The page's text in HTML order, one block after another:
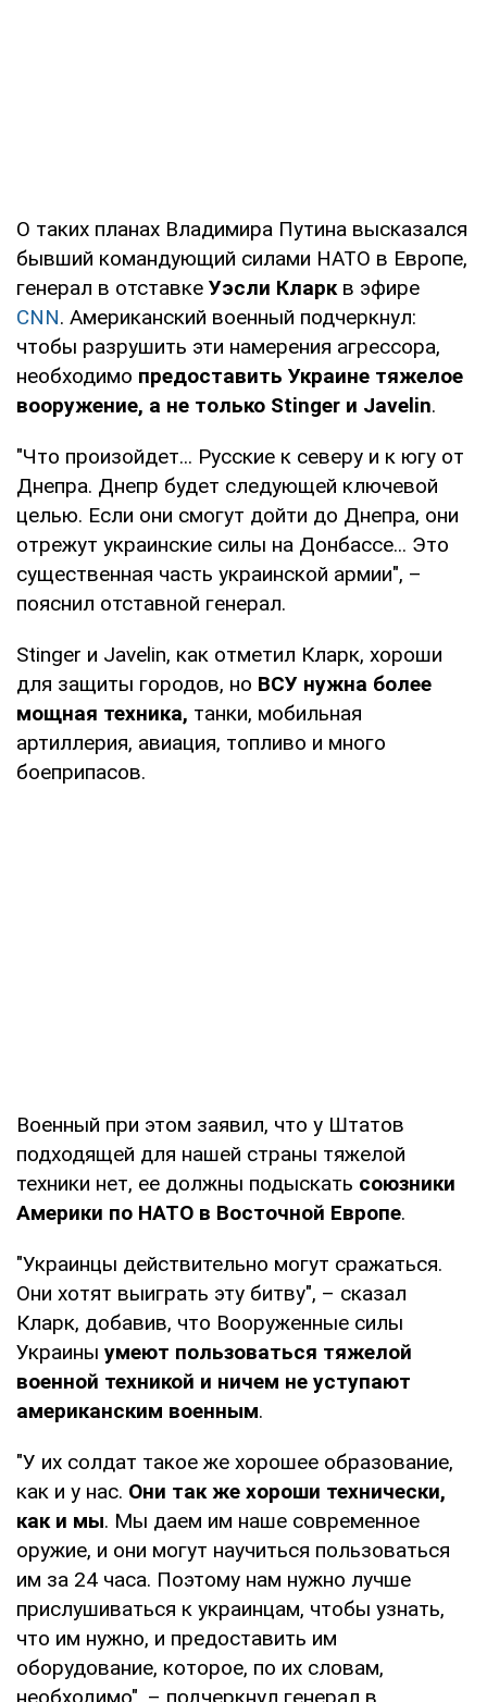
О таких планах Владимира Путина высказался
бывший командующий силами НАТО в Европе,
генерал в отставке Уэсли Кларк в эфире
CNN. Американский военный подчеркнул:
чтобы разрушить эти намерения агрессора,
необходимо предоставить Украине тяжелое
вооружение, а не только Stinger и Javelin.
"Что произойдет... Русские к северу и к югу от
Днепра. Днепр будет следующей ключевой
целью. Если они смогут дойти до Днепра, они
отрежут украинские силы на Донбассе... Это
существенная часть украинской армии", –
пояснил отставной генерал.
Stinger и Javelin, как отметил Кларк, хороши
для защиты городов, но ВСУ нужна более
мощная техника, танки, мобильная
артиллерия, авиация, топливо и много
боеприпасов.
Военный при этом заявил, что у Штатов
подходящей для нашей страны тяжелой
техники нет, ее должны подыскать союзники
Америки по НАТО в Восточной Европе.
"Украинцы действительно могут сражаться.
Они хотят выиграть эту битву", – сказал
Кларк, добавив, что Вооруженные силы
Украины умеют пользоваться тяжелой
военной техникой и ничем не уступают
американским военным.
"У их солдат такое же хорошее образование,
как и у нас. Они так же хороши технически,
как и мы. Мы даем им наше современное
оружие, и они могут научиться пользоваться
им за 24 часа. Поэтому нам нужно лучше
прислушиваться к украинцам, чтобы узнать,
что им нужно, и предоставить им
оборудование, которое, по их словам,
необходимо", – подчеркнул генерал в